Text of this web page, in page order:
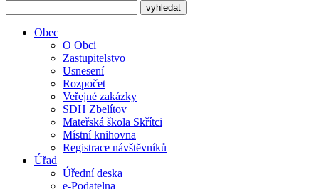
Obec
O Obci
Zastupitelstvo
Usnesení
Rozpočet
Veřejné zakázky
SDH Zbelítov
Mateřská škola Skřítci
Místní knihovna
Registrace návštěvníků
Úřad
Úřední deska
e-Podatelna